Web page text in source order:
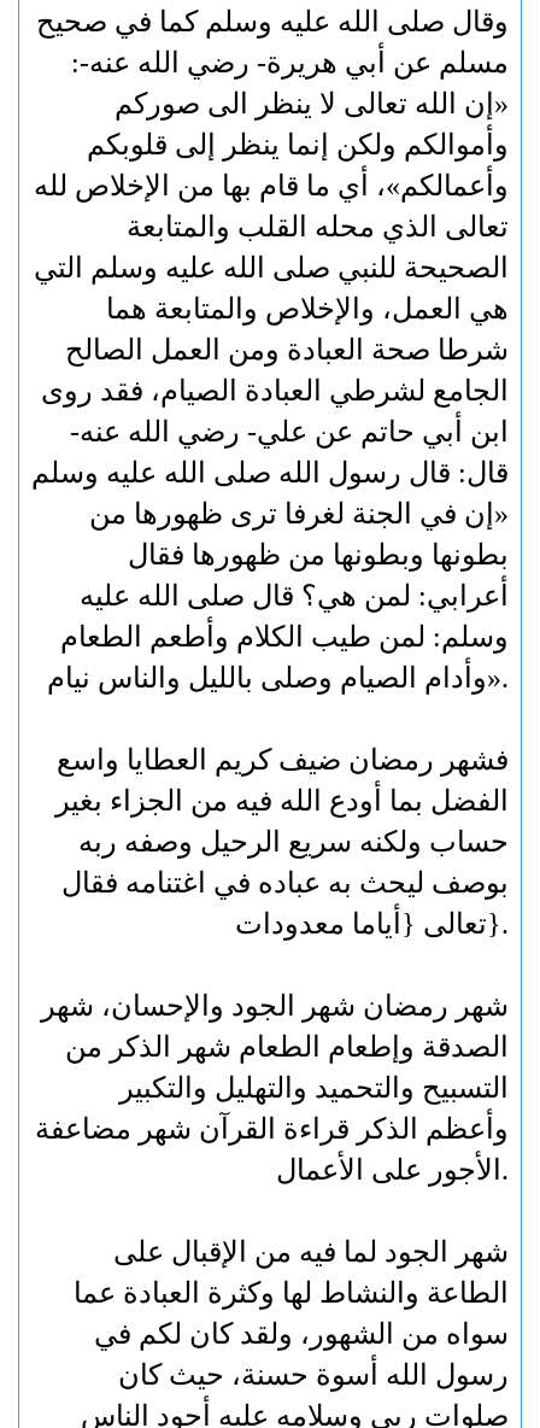
وقال صلى الله عليه وسلم كما في صحيح
مسلم عن أبي هريرة- رضي الله عنه-:
«إن الله تعالى لا ينظر الى صوركم
وأموالكم ولكن إنما ينظر إلى قلوبكم
وأعمالكم»، أي ما قام بها من الإخلاص لله
تعالى الذي محله القلب والمتابعة
الصحيحة للنبي صلى الله عليه وسلم التي
هي العمل، والإخلاص والمتابعة هما
شرطا صحة العبادة ومن العمل الصالح
الجامع لشرطي العبادة الصيام، فقد روى
ابن أبي حاتم عن علي- رضي الله عنه-
قال: قال رسول الله صلى الله عليه وسلم
«إن في الجنة لغرفا ترى ظهورها من
بطونها وبطونها من ظهورها فقال
أعرابي: لمن هي؟ قال صلى الله عليه
وسلم: لمن طيب الكلام وأطعم الطعام
وأدام الصيام وصلى بالليل والناس نيام».
فشهر رمضان ضيف كريم العطايا واسع
الفضل بما أودع الله فيه من الجزاء بغير
حساب ولكنه سريع الرحيل وصفه ربه
بوصف ليحث به عباده في اغتنامه فقال
تعالى {أياما معدودات}.
شهر رمضان شهر الجود والإحسان، شهر
الصدقة وإطعام الطعام شهر الذكر من
التسبيح والتحميد والتهليل والتكبير
وأعظم الذكر قراءة القرآن شهر مضاعفة
الأجور على الأعمال .
شهر الجود لما فيه من الإقبال على
الطاعة والنشاط لها وكثرة العبادة عما
سواه من الشهور، ولقد كان لكم في
رسول الله أسوة حسنة، حيث كان
صلوات ربي وسلامه عليه أجود الناس